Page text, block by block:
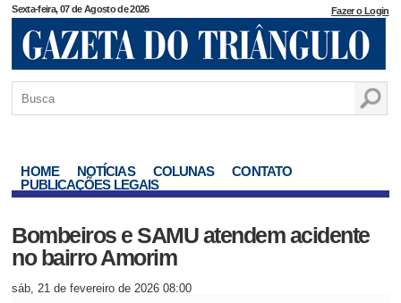
Sexta-feira, 07 de Agosto de 2026 Fazer o Login
HOME NOTÍCIAS COLUNAS
CONTATO
PUBLICAÇÕES LEGAIS
Bombeiros e SAMU atendem acidente
no bairro Amorim
sáb, 21 de fevereiro de 2026 08:00